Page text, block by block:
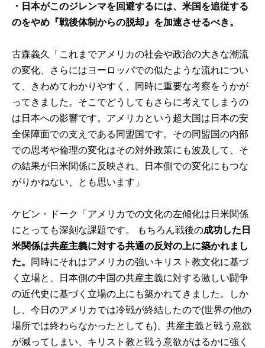
・日本がこのジレンマを回避するには、米国を追従する
のをやめ『戦後体制からの脱却』を加速させるべき。
古森義久
「これまでアメリカの社会や政治の大きな潮流
の変化、さらにはヨーロッパでの似たような流れについ
て、きわめてわかりやすく、同時に重要な考察をうかが
ってきました。そこでどうしてもさらに考えてしまうの
は日本への影響です。アメリカという超大国は日本の安
全保障面での支えである同盟国です。その同盟国の内部
での思考や倫理の変化はその対外政策にも波及して、そ
の結果が日米関係に反映され、日本側での変化にもつな
がりかねない、とも思います」
ケビン・ドーク
「アメリカでの文化の左傾化は日米関係
にとっても深刻な課題です。 もちろん戦後の成功した日
米関係は共産主義に対する共通の反対の上に築かれまし
た。
同時にそれはアメリカの強いキリスト教文化に基づ
く立場と、日本側の中国の共産主義に対する激しい闘争
の近代史に基づく立場の上にも築かれてきました。しか
し、今日のアメリカでは冷戦が終結したので(世界の他の
場所では終わらなかったとしても)、共産主義と戦う意欲
が減ってしまい、キリスト教と戦う意欲がはるかに強く